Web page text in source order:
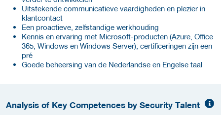
Uitstekende communicatieve vaardigheden en plezier in
klantcontact
Een proactieve, zelfstandige werkhouding
Kennis en ervaring met Microsoft-producten (Azure, Office
365, Windows en Windows Server); certificeringen zijn een
pré
Goede beheersing van de Nederlandse en Engelse taal
Analysis of Key Competences by Security Talent